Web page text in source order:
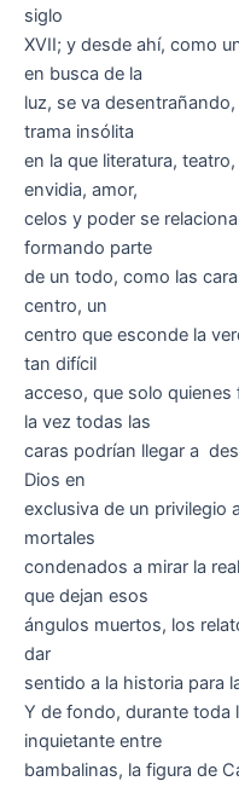
siglo
XVII; y desde ahí, como
en busca de la
luz, se va
trama insólita
en la que literatura,
envidia, amor,
celos y poder se
formando parte
de un todo, como las
centro, un
centro que esconde la
tan difícil
acceso, que solo
la vez todas las
caras podrían llegar a
Dios en
exclusiva de un privilegio
mortales
condenados a mirar la
que dejan esos
ángulos muertos, los
dar
sentido a la historia para
Y de fondo, durante toda
inquietante entre
bambalinas, la figura de